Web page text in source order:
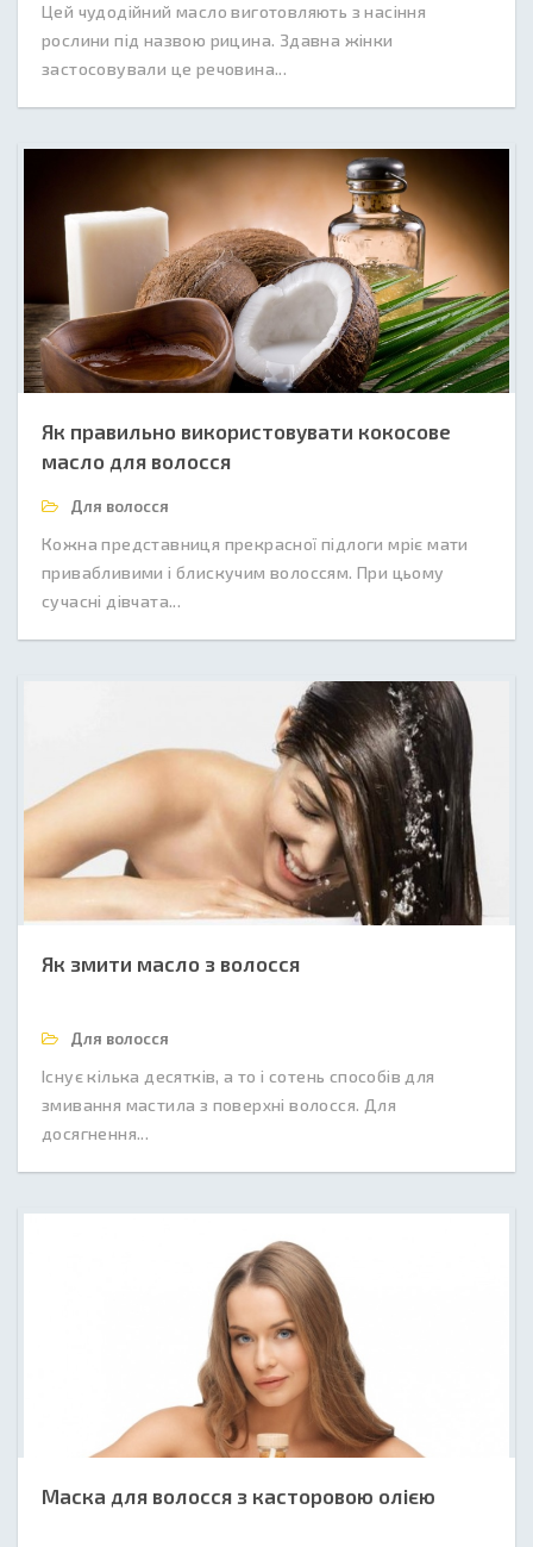
Цей чудодійний масло виготовляють з насіння
рослини під назвою рицина. Здавна жінки
застосовували це речовина...
Як правильно використовувати кокосове
масло для волосся
Для волосся
Кожна представниця прекрасної підлоги мріє мати
привабливими і блискучим волоссям. При цьому
сучасні дівчата...
Як змити масло з волосся
Для волосся
Існує кілька десятків, а то і сотень способів для
змивання мастила з поверхні волосся. Для
досягнення...
Маска для волосся з касторовою олією